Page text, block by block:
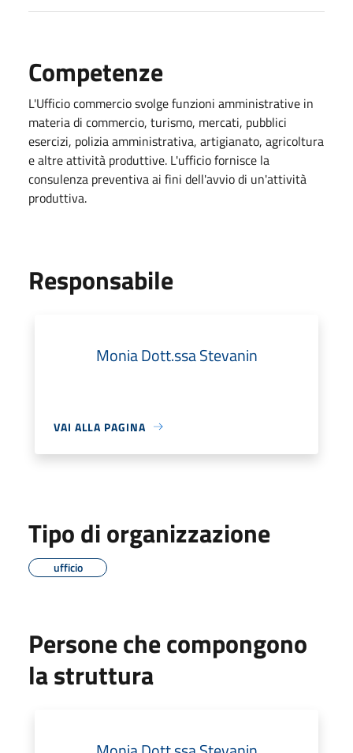
Competenze
L'Ufficio commercio svolge funzioni amministrative in
materia di commercio, turismo, mercati, pubblici
esercizi, polizia amministrativa, artigianato, agricoltura
e altre attività produttive. L'ufficio fornisce la
consulenza preventiva ai fini dell'avvio di un'attività
produttiva.
Responsabile
Monia Dott.ssa Stevanin
VAI ALLA PAGINA
Tipo di organizzazione
ufficio
Persone che compongono
la struttura